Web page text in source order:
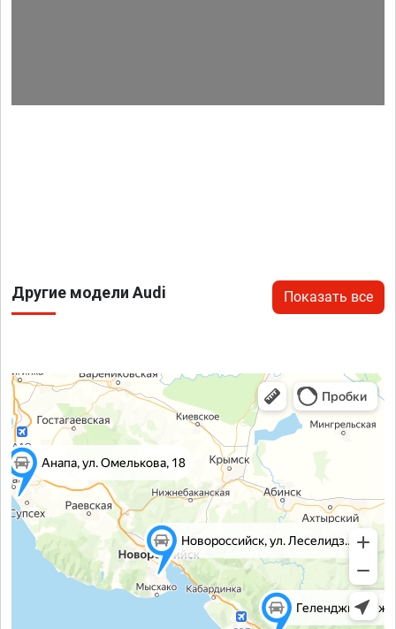
Другие модели Audi Показать все